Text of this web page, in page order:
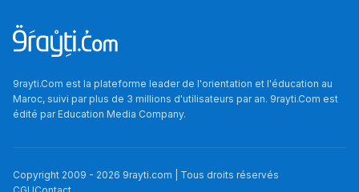
Ki Derti Liha
ومن الخارج، بشرى
9rayti.Com est la plateforme leader de l'orientation et l'éducation au
Maroc, suivi par plus de 3 millions d'utilisateurs par an. 9rayti.Com est
édité parEducation Media Company.
Copyright 2009 - 2026 9rayti.com | Tous droits réservés